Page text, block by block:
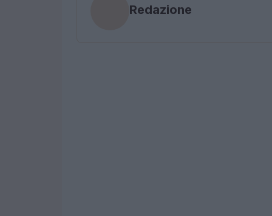
Redazione